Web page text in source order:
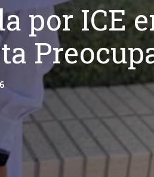
por ICE